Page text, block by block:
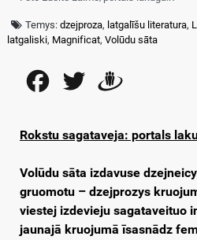
Temys:dzejproza, latgalīšu literatura,
latgaliski, Magnificat, Volūdu sāta
FacebookTwitter
Rokstu sagataveja: portals
Volūdu sāta izdavuse
gruomotu – dzejprozys
viestej izdevieju sagataveituo
jaunajā kruojumā īsasnādz